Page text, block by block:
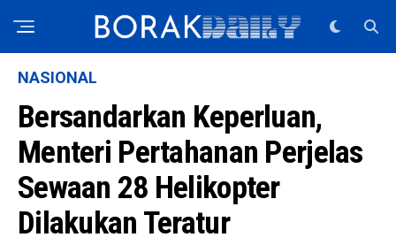
NASIONAL
Bersandarkan Keperluan,
Menteri Pertahanan Perjelas
Sewaan 28 Helikopter
Dilakukan Teratur